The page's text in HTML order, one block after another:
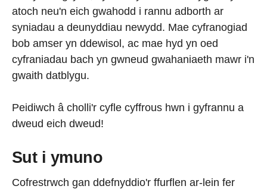
atoch neu'n eich gwahodd i rannu adborth ar
syniadau a deunyddiau newydd. Mae cyfranogiad
bob amser yn ddewisol, ac mae hyd yn oed
cyfraniadau bach yn gwneud gwahaniaeth mawr i'n
gwaith datblygu.
Peidiwch â cholli'r cyfle cyffrous hwn i gyfrannu a
dweud eich dweud!
Sut i ymuno
Cofrestrwch gan ddefnyddio'r ffurflen ar-lein fer